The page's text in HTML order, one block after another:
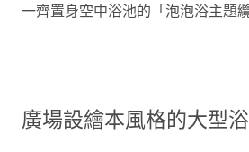
一齊置身空中浴池的「泡泡浴主題
廣場設繪本風格的大型